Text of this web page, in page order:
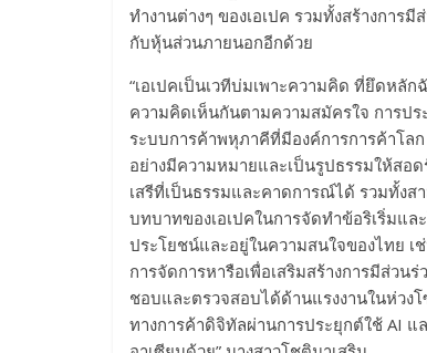
ทำงานต่างๆ ของเอเปค รวมทั้งสร้างการ
กับหุ้นส่วนภายนอกอีกด้วย
“เอเปคเป็นเวทีบ่มเพาะความคิด ที่ยึดหลั
ความคิดเห็นกันตามความสมัครใจ การป
ระบบการค้าพหุภาคีที่มีองค์การการค้าโล
อย่างมีความหมายและเป็นรูปธรรมให้สอ
เสรีที่เป็นธรรมและคาดการณ์ได้ รวมทั้งส
บทบาทของเอเปคในการจัดทำข้อริเริ่มแล
ประโยชน์และอยู่ในความสนใจของไทย
การจัดการหารือเพื่อเสริมสร้างการมีส่ว
ชอบและตรวจสอบได้ด้านแรงงานในห่วง
ทางการค้าดิจิทัลผ่านการประยุกต์ใช้ AI แ